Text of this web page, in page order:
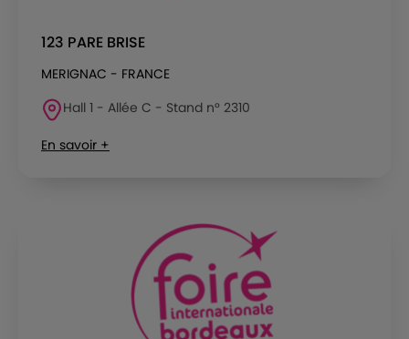
123 PARE BRISE
MERIGNAC - FRANCE
Hall 1 - Allée C - Stand n° 2310
En savoir +